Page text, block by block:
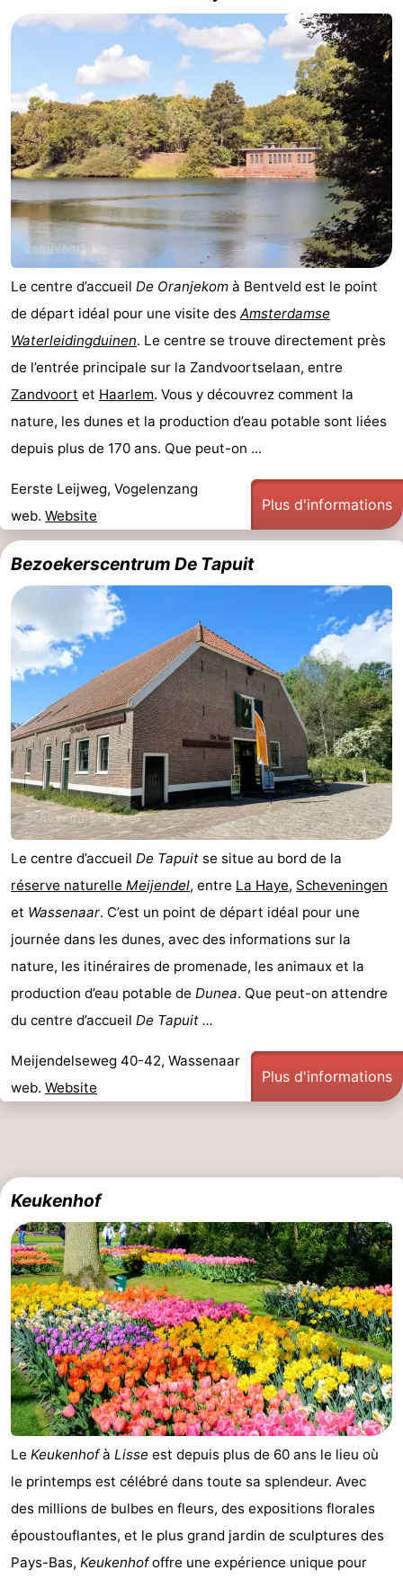
Le centre d’accueil De Oranjekom à Bentveld est le point
de départ idéal pour une visite des Amsterdamse
Waterleidingduinen. Le centre se trouve directement près
de l’entrée principale sur la Zandvoortselaan, entre
Zandvoort et Haarlem. Vous y découvrez comment la
nature, les dunes et la production d’eau potable sont liées
depuis plus de 170 ans. Que peut-on ...
Eerste Leijweg, Vogelenzang
web. Website
Plus d'informations
Bezoekerscentrum De Tapuit
Le centre d’accueil De Tapuit se situe au bord de la
réserve naturelle Meijendel, entre La Haye, Scheveningen
et Wassenaar. C’est un point de départ idéal pour une
journée dans les dunes, avec des informations sur la
nature, les itinéraires de promenade, les animaux et la
production d’eau potable de Dunea. Que peut-on attendre
du centre d’accueil De Tapuit ...
Meijendelseweg 40-42, Wassenaar
web. Website
Plus d'informations
Keukenhof
Le Keukenhofà Lisse est depuis plus de 60 ans le lieu où
le printemps est célébré dans toute sa splendeur. Avec
des millions de bulbes en fleurs, des expositions florales
époustouflantes, et le plus grand jardin de sculptures des
Pays-Bas, Keukenhofoffre une expérience unique pour